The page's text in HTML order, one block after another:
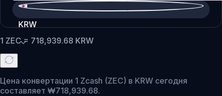
KRW
1 ZEC= 718,939.68 KRW
Цена конвертации 1 Zcash (ZEC) в KRW сегодня
составляет ₩718,939.68.